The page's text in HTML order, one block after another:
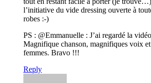
l’initiative du vide dressing ouverte à
robes :-)
PS : @Emmanuelle : J’ai regardé la
Magnifique chanson, magnifiques voix
femmes. Bravo !!!
Reply